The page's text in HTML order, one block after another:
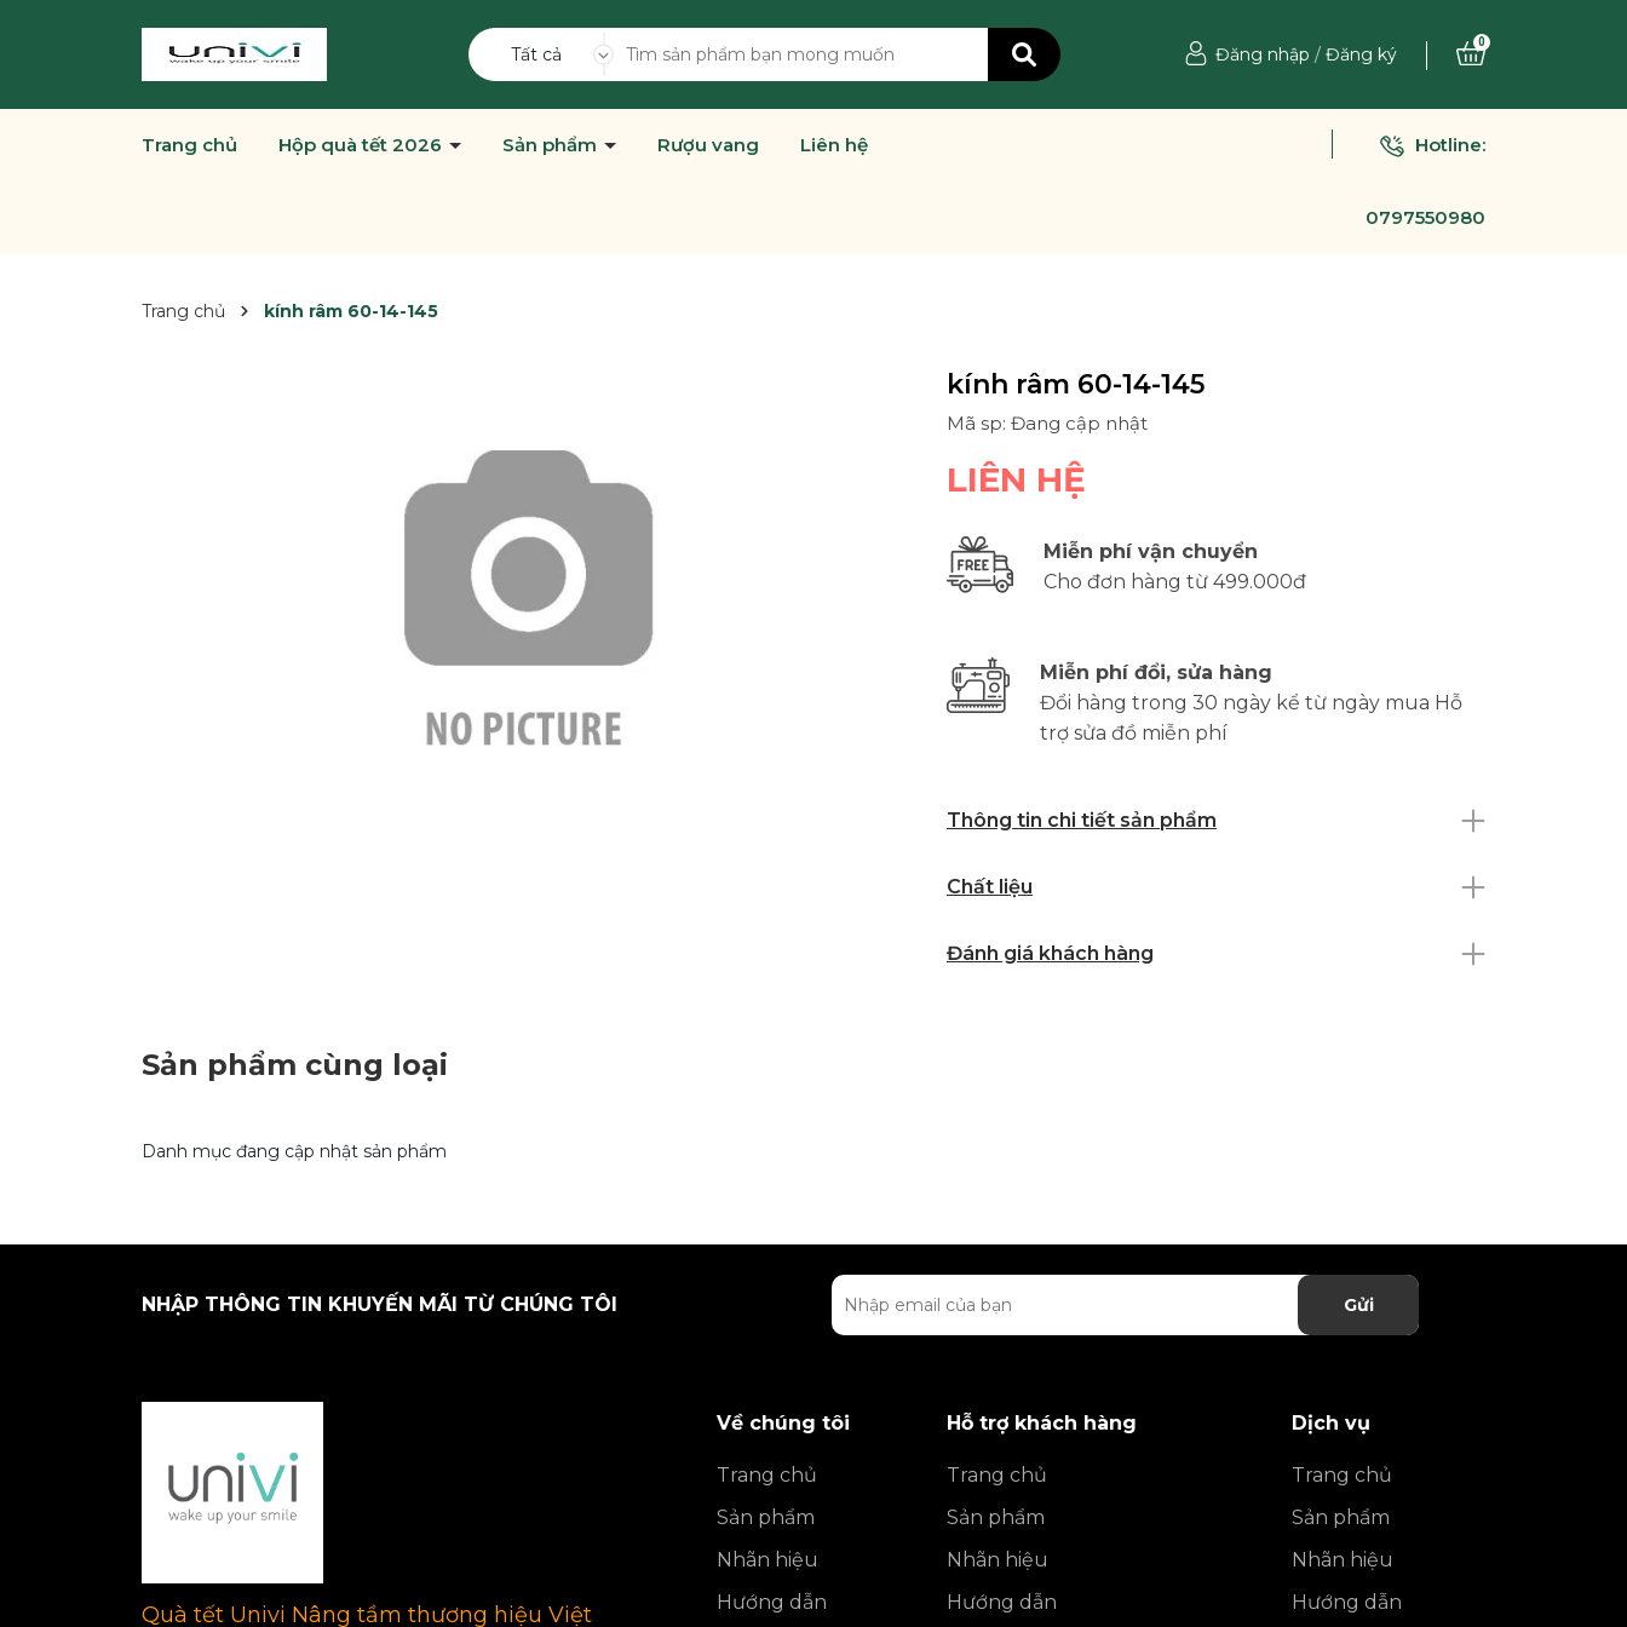
Tất cả Đăng nhập / Đăng ký
0
Trang chủ Hộp quà tết 2026 Sản phẩm Rượu vang Liên hệ Hotline:
0797550980
Trang chủ kính râm 60-14-145
kính râm 60-14-145
Mã sp: Đang cập nhật
LIÊN HỆ
Miễn phí vận chuyển
Cho đơn hàng từ 499.000đ
Miễn phí đổi, sửa hàng
Đổi hàng trong 30 ngày kể từ ngày mua Hỗ
trợ sửa đồ miễn phí
Thông tin chi tiết sản phẩm
Chất liệu
Đánh giá khách hàng
Sản phẩm cùng loại
Danh mục đang cập nhật sản phẩm
NHẬP THÔNG TIN KHUYẾN MÃI TỪ CHÚNG TÔI Gửi
Quà tết Univi Nâng tầm thương hiệu Việt
Về chúng tôi
Trang chủ
Sản phẩm
Nhãn hiệu
Hướng dẫn
Hỗ trợ khách hàng
Trang chủ
Sản phẩm
Nhãn hiệu
Hướng dẫn
Dịch vụ
Trang chủ
Sản phẩm
Nhãn hiệu
Hướng dẫn